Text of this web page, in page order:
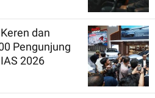
dan
Pengunjung
2026